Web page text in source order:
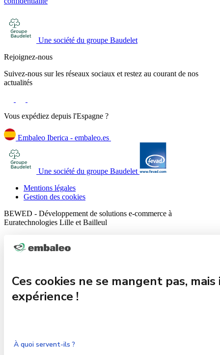
Une société du groupe Baudelet
Rejoignez-nous
Suivez-nous sur les réseaux sociaux et restez au courant de nos
actualités
Vous expédiez depuis l'Espagne ?
Embaleo Iberica - embaleo.es
Une société du groupe Baudelet
Mentions légales
Gestion des cookies
BEWED - Développement de solutions e-commerce à
Euratechnologies Lille et Bailleul
Ces cookies ne se mangent pas,
expérience !
À quoi servent-ils ?